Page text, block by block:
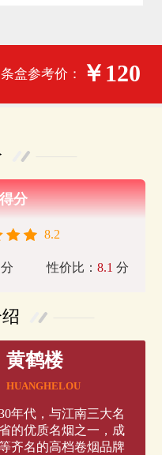
条盒参考价： ￥120
分
8.2
分 性价比：8.1 分
黄鹤楼
HUANGHELOU
年代，与江南三大名
的优质名烟之一，成
齐名的高档卷烟品牌